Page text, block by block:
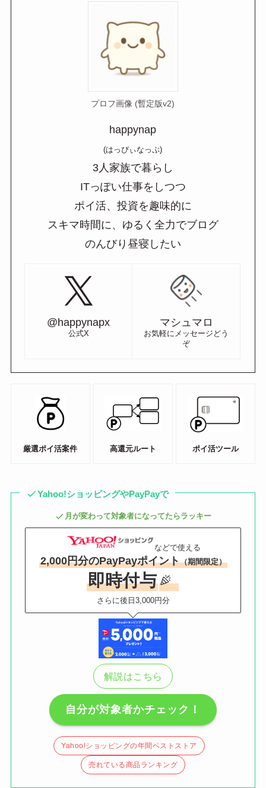
プロフ画像 (暫定版v2)
happynap
(はっぴぃなっぷ)
3人家族で暮らし
ITっぽい仕事をしつつ
ポイ活、投資を趣味的に
スキマ時間に、ゆるく全力でブログ
のんびり昼寝したい
@happynapx
公式X
マシュマロ
お気軽にメッセージどう
ぞ
厳選ポイ活案件 高還元ルート ポイ活ツール
Yahoo!ショッピングやPayPayで
月が変わって対象者になってたらラッキー
などで使える
2,000円分のPayPayポイント（期間限定）
即時付与
さらに後日3,000円分
解説はこちら
自分が対象者かチェック！
Yahoo!ショッピングの年間ベストストア
売れている商品ランキング